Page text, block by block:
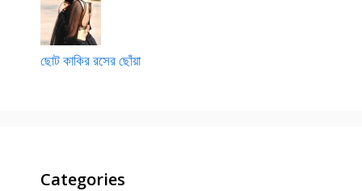
ছোট কাকির রসের ছোঁয়া
Categories